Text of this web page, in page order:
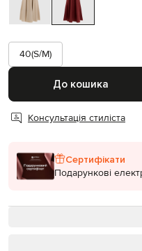
40(S/M)
До кошика
Консультація стиліста
Сертифікати
Подарункові